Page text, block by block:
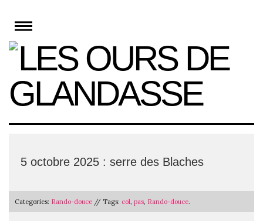
content
5 octobre 2025 : serre des Blaches
Categories: Rando-douce // Tags: col, pas, Rando-douce.